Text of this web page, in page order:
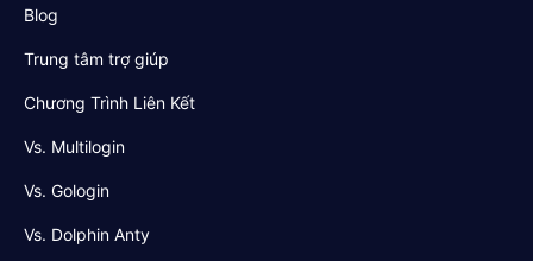
Blog
Trung tâm trợ giúp
Chương Trình Liên Kết
Vs. Multilogin
Vs. Gologin
Vs. Dolphin Anty